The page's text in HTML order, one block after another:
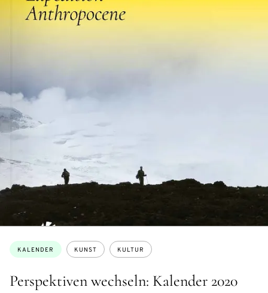
Perspektiven wechseln: Kalender 2020
Themen:
KALENDER KUNST KULTUR